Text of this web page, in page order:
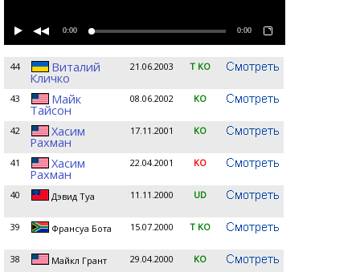
0:00 0:00
44 Виталий
Кличко
21.06.2003 T KO
43 Майк
Тайсон
08.06.2002 KO
42 Хасим
Рахман
17.11.2001 KO
41 Хасим
Рахман
22.04.2001 KO
40 Дэвид Туа 11.11.2000 UD
39 Франсуа Бота 15.07.2000 T KO
38 Майкл Грант 29.04.2000 KO